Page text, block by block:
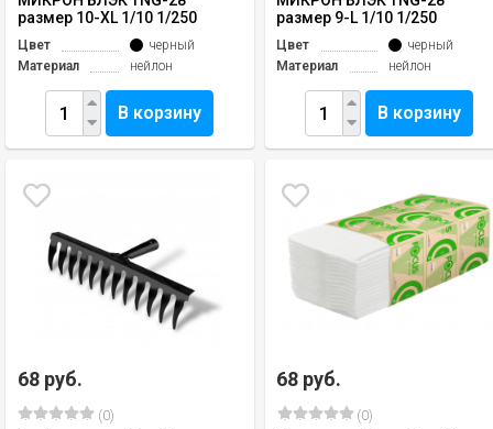
размер 10-XL 1/10 1/250
Цвет
черный
Материал
нейлон
В корзину
размер 9-L 1/10 1/250
Цвет
черный
Материал
нейлон
В корзину
68 руб.
(0)
68 руб.
(0)